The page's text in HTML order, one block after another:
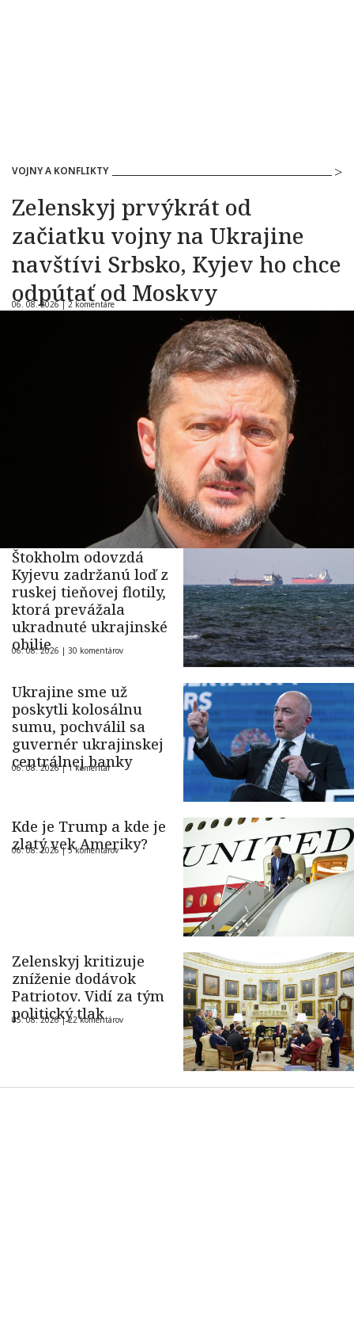
VOJNY A KONFLIKTY
Zelenskyj prvýkrát od
začiatku vojny na Ukrajine
navštívi Srbsko, Kyjev ho chce
odpútať od Moskvy
06. 08. 2026 | 2 komentáre
Štokholm odovzdá
Kyjevu zadržanú loď z
ruskej tieňovej flotily,
ktorá prevážala
ukradnuté ukrajinské
obilie
06. 08. 2026 | 30 komentárov
Ukrajine sme už
poskytli kolosálnu
sumu, pochválil sa
guvernér ukrajinskej
centrálnej banky
06. 08. 2026 |1 komentár
Kde je Trump a kde je
zlatý vek Ameriky?
06. 08. 2026 |5 komentárov
Zelenskyj kritizuje
zníženie dodávok
Patriotov. Vidí za tým
politický tlak
05. 08. 2026 |22 komentárov